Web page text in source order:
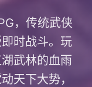
，传统武侠
时战斗。玩
武林的血雨
天下大势，